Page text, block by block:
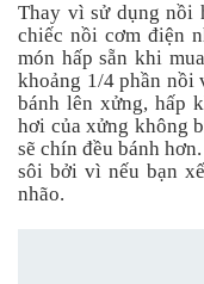
Thay vì sử dụng nồi
chiếc nồi cơm điện
món hấp sẵn khi
khoảng 1/4 phần nồi
bánh lên xửng, hấp
hơi của xửng không
sẽ chín đều bánh
sôi bởi vì nếu bạn
nhão.